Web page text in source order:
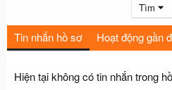
Tìm
Tin nhắn hồ sơ Hoạt động gần
Hiện tại không có tin nhắn trong